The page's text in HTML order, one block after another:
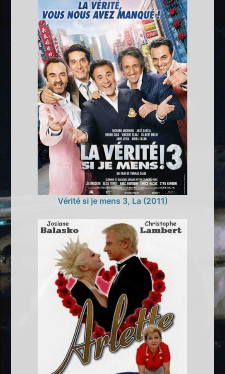
Vérité si je mens 3, La (2011)